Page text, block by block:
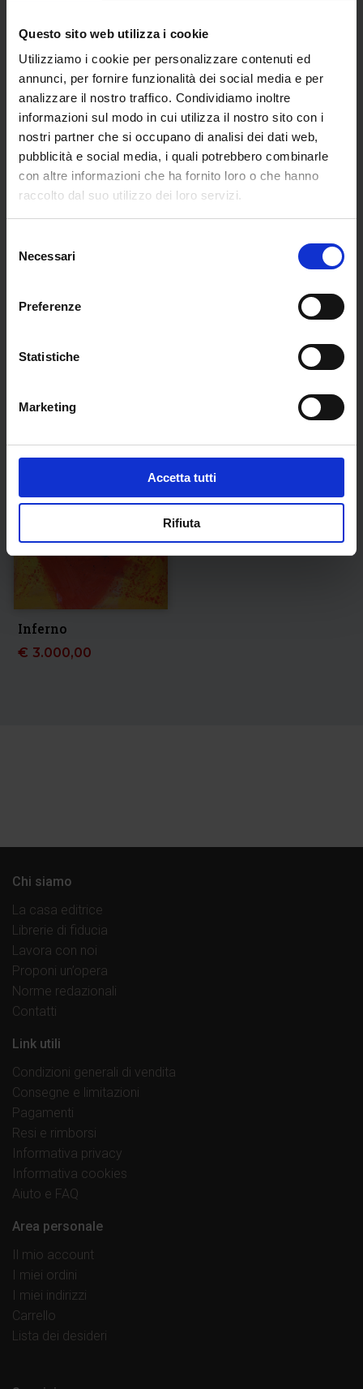
Questo sito web utilizza i cookie
Utilizziamo i cookie per personalizzare contenuti ed
annunci, per fornire funzionalità dei social media e per
analizzare il nostro traffico. Condividiamo inoltre
informazioni sul modo in cui utilizza il nostro sito con i
nostri partner che si occupano di analisi dei dati web,
pubblicità e social media, i quali potrebbero combinarle
con altre informazioni che ha fornito loro o che hanno
raccolto dal suo utilizzo dei loro servizi.
delNecessari
Preferenze
Statistiche
Marketing
Accetta tutti
Rifiuta
Opere dell'artista
Inferno
€ 3.000,00
Chi siamo
La casa editrice
Librerie di fiducia
Lavora con noi
Proponi un’opera
Norme redazionali
Contatti
Link utili
Condizioni generali di vendita
Consegne e limitazioni
Pagamenti
Resi e rimborsi
Informativa privacy
Informativa cookies
Aiuto e FAQ
Area personale
Il mio account
I miei ordini
I miei indirizzi
Carrello
Lista dei desideri